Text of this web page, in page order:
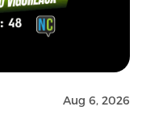
Aug 6, 2026